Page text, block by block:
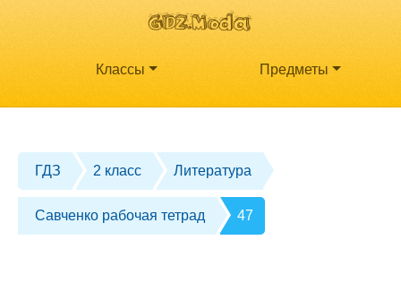
Классы Предметы
ГДЗ 2 класс Литература
Савченко рабочая тетрад 47